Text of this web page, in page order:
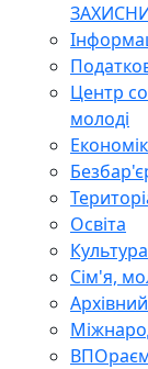
Центр
молоді
Освіта
Культура
Сім'я,
Архівний